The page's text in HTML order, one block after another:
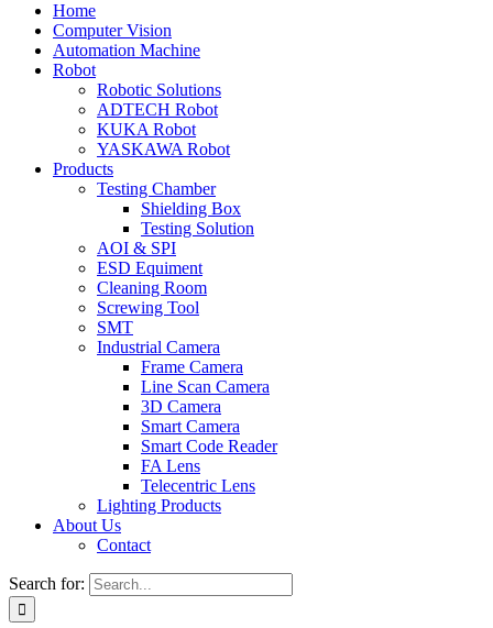
Home
Computer Vision
Automation Machine
Robot
Robotic Solutions
ADTECH Robot
KUKA Robot
YASKAWA Robot
Products
Testing Chamber
Shielding Box
Testing Solution
AOI & SPI
ESD Equiment
Cleaning Room
Screwing Tool
SMT
Industrial Camera
Frame Camera
Line Scan Camera
3D Camera
Smart Camera
Smart Code Reader
FA Lens
Telecentric Lens
Lighting Products
About Us
Contact
Search for: